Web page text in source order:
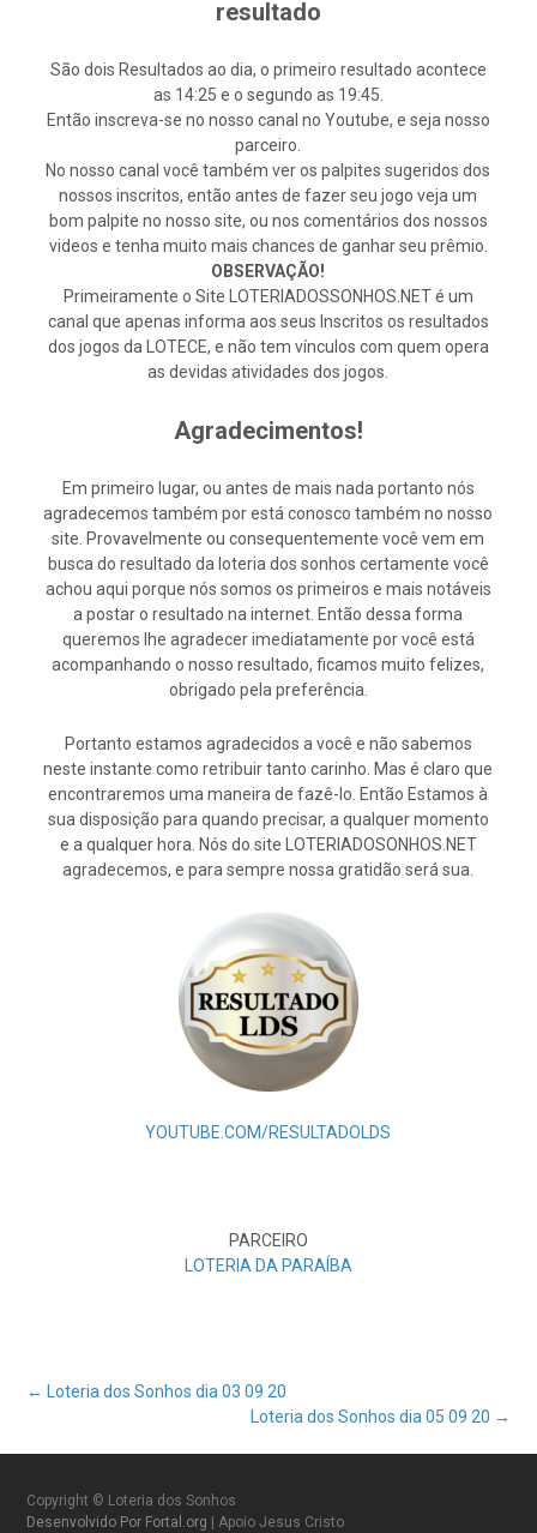
resultado
São dois Resultados ao dia, o primeiro resultado acontece
as 14:25 e o segundo as 19:45.
Então inscreva-se no nosso canal no Youtube, e seja nosso
parceiro.
No nosso canal você também ver os palpites sugeridos dos
nossos inscritos, então antes de fazer seu jogo veja um
bom palpite no nosso site, ou nos comentários dos nossos
videos e tenha muito mais chances de ganhar seu prêmio.
OBSERVAÇÃO!
Primeiramente o Site LOTERIADOSSONHOS.NET é um
canal que apenas informa aos seus Inscritos os resultados
dos jogos da LOTECE, e não tem vínculos com quem opera
as devidas atividades dos jogos.
Agradecimentos!
Em primeiro lugar, ou antes de mais nada portanto nós
agradecemos também por está conosco também no nosso
site. Provavelmente ou consequentemente você vem em
busca do resultado da loteria dos sonhos certamente você
achou aqui porque nós somos os primeiros e mais notáveis
a postar o resultado na internet. Então dessa forma
queremos lhe agradecer imediatamente por você está
acompanhando o nosso resultado, ficamos muito felizes,
obrigado pela preferência.
Portanto estamos agradecidos a você e não sabemos
neste instante como retribuir tanto carinho. Mas é claro que
encontraremos uma maneira de fazê-lo. Então Estamos à
sua disposição para quando precisar, a qualquer momento
e a qualquer hora. Nós do site LOTERIADOSONHOS.NET
agradecemos, e para sempre nossa gratidão será sua.
YOUTUBE.COM/RESULTADOLDS
PARCEIRO
LOTERIA DA PARAÍBA
Post
navigation
← Loteria dos Sonhos dia 03 09 20
Loteria dos Sonhos dia 05 09 20 →
Copyright © Loteria dos Sonhos
Desenvolvido Por Fortal.org
| Apoio Jesus Cristo